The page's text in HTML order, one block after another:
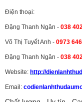
Điện thoại:
Đặng Thanh Ngân - 038
Võ Thị Tuyết Anh - 0973
Đặng Thanh Ngân - 038
Website: http://
Email: